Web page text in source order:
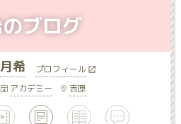
月希
プロフィール
アカデミー
吉原
ブログ